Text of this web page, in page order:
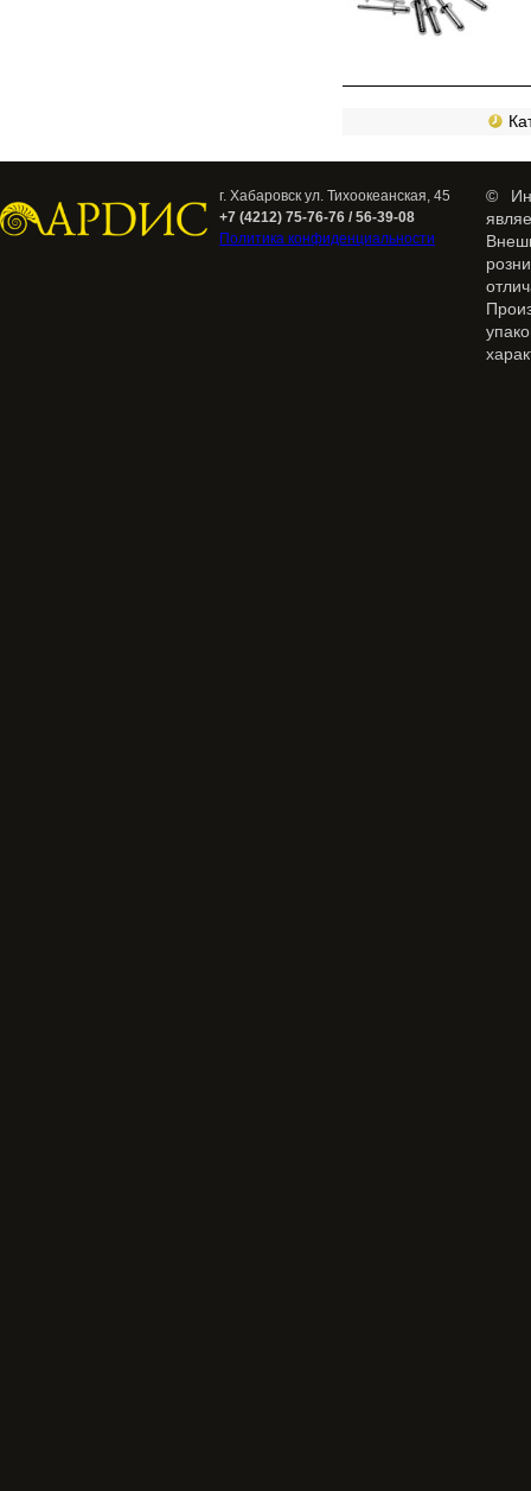
г. Хабаровск ул. Тихоокеанская, 45
+7 (4212) 75-76-76 / 56-39-08
Политика конфиденциальности
©